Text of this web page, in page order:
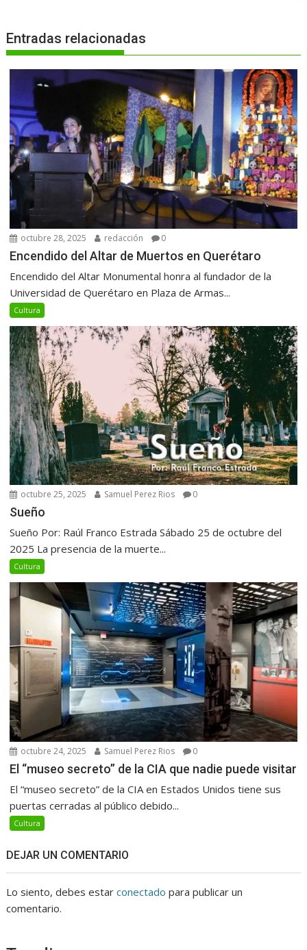
Entradas relacionadas
octubre 28, 2025 redacción 0
Encendido del Altar de Muertos en Querétaro
Encendido del Altar Monumental honra al fundador de la
Universidad de Querétaro en Plaza de Armas...
Cultura
octubre 25, 2025 Samuel Perez Rios 0
Sueño
Sueño Por: Raúl Franco Estrada Sábado 25 de octubre del
2025 La presencia de la muerte...
Cultura
octubre 24, 2025 Samuel Perez Rios 0
El “museo secreto” de la CIA que nadie puede visitar
El “museo secreto” de la CIA en Estados Unidos tiene sus
puertas cerradas al público debido...
Cultura
DEJAR UN COMENTARIO
Lo siento, debes estarconectado para publicar un
comentario.